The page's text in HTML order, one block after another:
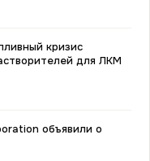
кризис
для ЛКМ
объявили о